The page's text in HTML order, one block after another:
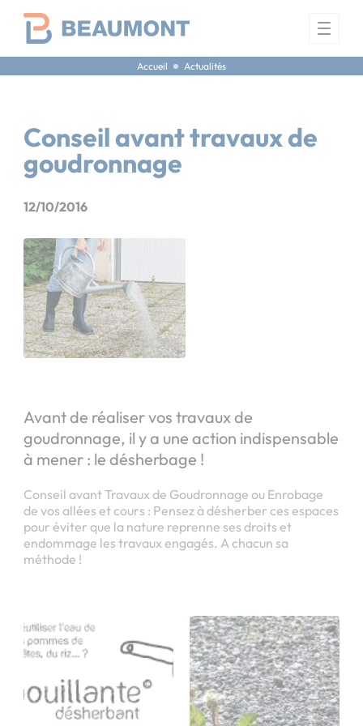
Accueil Actualités
Conseil avant travaux de
goudronnage
12/10/2016
Avant de réaliser vos travaux de
goudronnage, il y a une action indispensable
à mener : le désherbage !
Conseil avant Travaux de Goudronnage ou Enrobage
de vos allées et cours : Pensez à désherber ces espaces
pour éviter que la nature reprenne ses droits et
endommage les travaux engagés. A chacun sa
méthode !